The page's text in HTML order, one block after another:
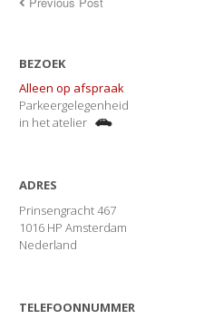
BEZOEK
Alleen op afspraak
Parkeergelegenheid
in het atelier
ADRES
Prinsengracht 467
1016 HP Amsterdam
Nederland
TELEFOONNUMMER